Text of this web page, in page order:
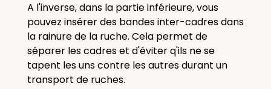
A l'inverse, dans la partie inférieure, vous
pouvez insérer des bandes inter-cadres dans
la rainure de la ruche. Cela permet de
séparer les cadres et d'éviter q'ils ne se
tapent les uns contre les autres durant un
transport de ruches.